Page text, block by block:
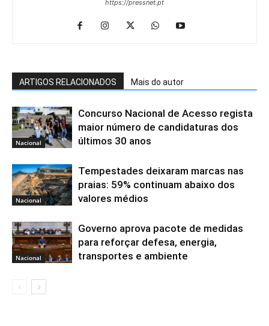
https://pressnet.pt
ARTIGOS RELACIONADOS Mais do autor
Nacional
Concurso Nacional de Acesso regista
maior número de candidaturas dos
últimos 30 anos
Nacional
Tempestades deixaram marcas nas
praias: 59% continuam abaixo dos
valores médios
Nacional
Governo aprova pacote de medidas
para reforçar defesa, energia,
transportes e ambiente